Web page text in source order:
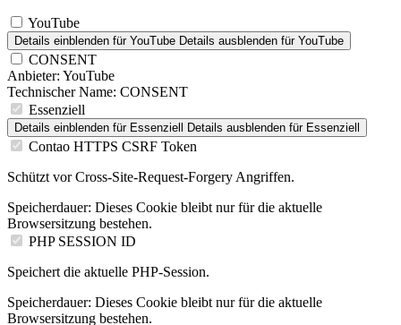
YouTube
Details einblenden für YouTube Details ausblenden für YouTube
CONSENT
Anbieter: YouTube
Technischer Name: CONSENT
Essenziell
Details einblenden für Essenziell Details ausblenden für Essenziell
Contao HTTPS CSRF Token
Schützt vor Cross-Site-Request-Forgery Angriffen.
Speicherdauer: Dieses Cookie bleibt nur für die aktuelle
Browsersitzung bestehen.
PHP SESSION ID
Speichert die aktuelle PHP-Session.
Speicherdauer: Dieses Cookie bleibt nur für die aktuelle
Browsersitzung bestehen.